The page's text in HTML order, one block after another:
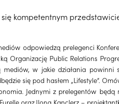
kompetentnym
odpowiedzą prelegenci
Public Relations
w jakie działania
się pod hasłem „Lifestyle”.
Jednymi z prelegentów